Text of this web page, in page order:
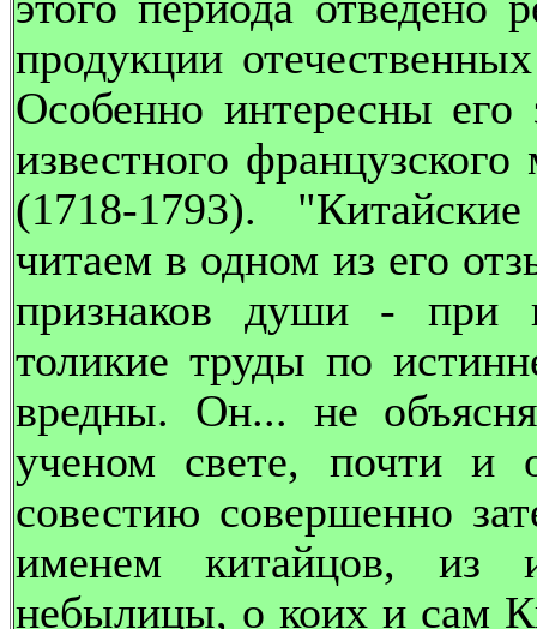
продукции
Особенно интересны
известного
(1718-1793).
читаем в одном из его
признаков души - при
толикие труды по
вредны. Он... не
ученом свете, почти и
совестию совершенно
именем китайцов, из
небылицы, о коих и сам